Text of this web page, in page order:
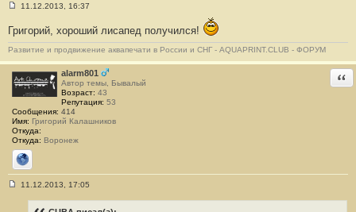
о
б
щ
е
н
и
е
#
4
8
11.12.2013, 16:37
Григорий, хороший лисапед получился!
Развитие и продвижение аквапечати в России и СНГ - AQUAPRINT.CLUB - ФОРУМ
alarm801
Автор темы, Бывалый
Возраст: 43
Репутация: 53
Сообщения: 414
Имя: Григорий Калашников
Откуда:
Откуда: Воронеж
Сайт
11.12.2013, 17:05